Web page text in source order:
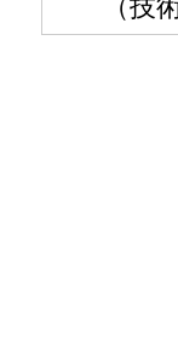
（技